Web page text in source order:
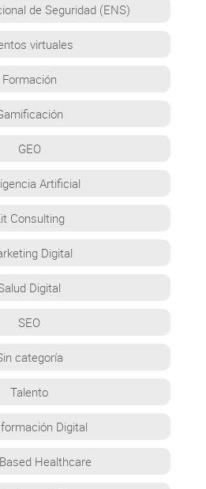
de Seguridad (ENS)
virtuales
Formación
GEO
Artificial
Consulting
Digital
Digital
SEO
categoría
Talento
Digital
Healthcare